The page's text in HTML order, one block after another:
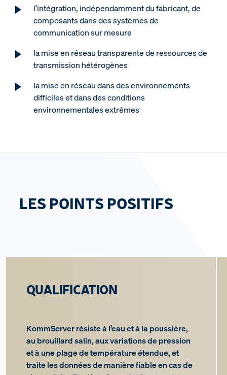
l’intégration, indépendamment du fabricant, de
composants dans des systèmes de
communication sur mesure
la mise en réseau transparente de ressources de
transmission hétérogènes
la mise en réseau dans des environnements
difficiles et dans des conditions
environnementales extrêmes
LES POINTS POSITIFS
QUALIFICATION
KommServer résiste à l’eau et à la poussière,
au brouillard salin, aux variations de pression
et à une plage de température étendue, et
traite les données de manière fiable en cas de